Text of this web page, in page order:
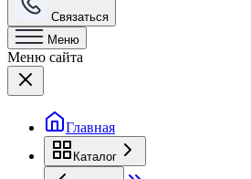
Связаться
Меню
Меню сайта
Главная
Каталог